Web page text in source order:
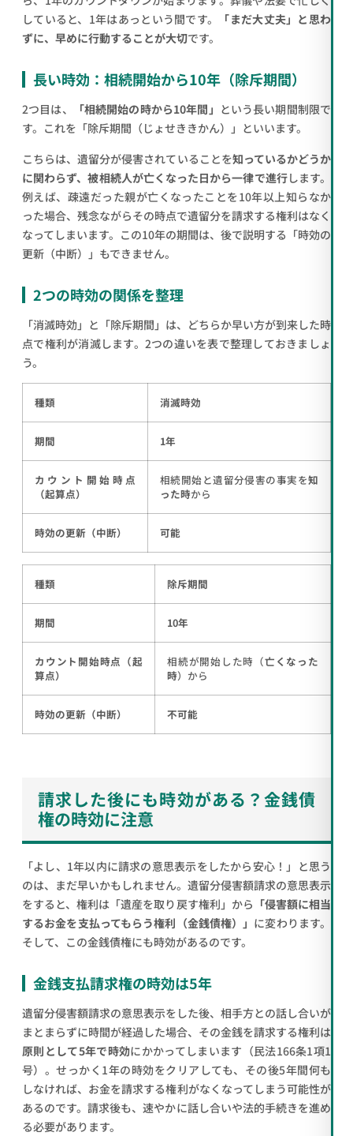
していると、1年はあっという間です。
「まだ大丈夫」と思わ
ずに、早めに行動することが大切です。
長い時効：相続開始から10年（除斥期間）
2つ目は、 「相続開始の時から10年間」 という長い期間制限で
す。これを「除斥期間（じょせききかん）」といいます。
こちらは、遺留分が侵害されていることを知っているかどうか
に関わらず、被相続人が亡くなった日から一律で進行します。
例えば、疎遠だった親が亡くなったことを10年以上知らなか
った場合、残念ながらその時点で遺留分を請求する権利はなく
なってしまいます。この10年の期間は、後で説明する「時効の
更新（中断）」もできません。
2つの時効の関係を整理
「消滅時効」と「除斥期間」は、どちらか早い方が到来した時
点で権利が消滅します。2つの違いを表で整理しておきましょ
う。
種類 消滅時効
期間 1年
カウント開始時点
（起算点）
相続開始と遺留分侵害の事実を知
った時から
時効の更新（中断） 可能
種類 除斥期間
期間 10年
カウント開始時点（起
算点）
相続が開始した時（亡くなった
時）から
時効の更新（中断） 不可能
請求した後にも時効がある？金銭債
権の時効に注意
「よし、1年以内に請求の意思表示をしたから安心！」と思う
のは、まだ早いかもしれません。遺留分侵害額請求の意思表示
をすると、権利は「遺産を取り戻す権利」から 「侵害額に相当
するお金を支払ってもらう権利（金銭債権）」 に変わります。
そして、この金銭債権にも時効があるのです。
金銭支払請求権の時効は5年
遺留分侵害額請求の意思表示をした後、相手方との話し合いが
まとまらずに時間が経過した場合、その金銭を請求する権利は
原則として5年で時効にかかってしまいます（民法166条1項1
号）。せっかく1年の時効をクリアしても、その後5年間何も
しなければ、お金を請求する権利がなくなってしまう可能性が
あるのです。請求後も、速やかに話し合いや法的手続きを進め
る必要があります。